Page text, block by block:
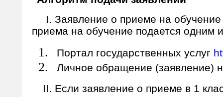
I. Заявление о приеме на
приема на обучение подается одним
Портал государственных услуг
Личное обращение (заявление)
II. Если заявление о приеме в 1